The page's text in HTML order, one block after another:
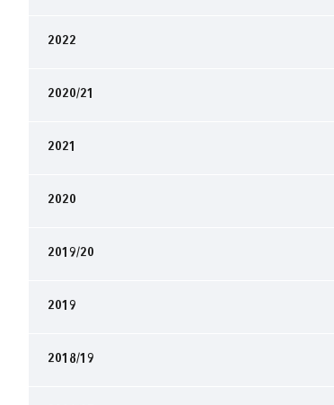
2022
2020/21
2021
2020
2019/20
2019
2018/19